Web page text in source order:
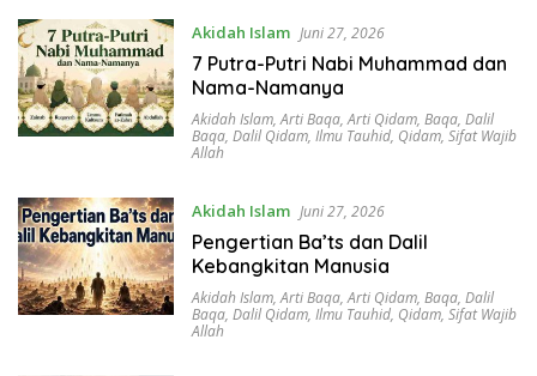
Akidah Islam Juni 27, 2026
7 Putra-Putri Nabi Muhammad dan
Nama-Namanya
Akidah Islam,Arti Baqa,Arti Qidam, Baqa, Dalil
Baqa, Dalil Qidam, Ilmu Tauhid, Qidam, Sifat Wajib
Allah
Akidah Islam Juni 27, 2026
Pengertian Ba’ts dan Dalil
Kebangkitan Manusia
Akidah Islam,Arti Baqa,Arti Qidam, Baqa, Dalil
Baqa, Dalil Qidam, Ilmu Tauhid, Qidam, Sifat Wajib
Allah